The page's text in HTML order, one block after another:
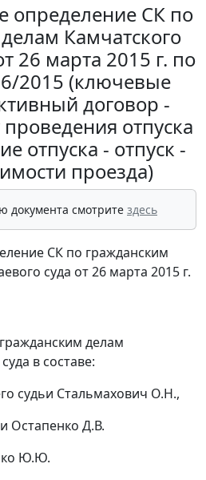
определение СК по
Камчатского
26 марта 2015 г. по
2015 (ключевые
договор -
отпуска
отпуска - отпуск -
проезда)
документа смотрите здесь
СК по гражданским
суда от 26 марта 2015 г.
делам
в составе:
судьи Стальмахович О.Н.,
Остапенко Д.В.
Ю.Ю.